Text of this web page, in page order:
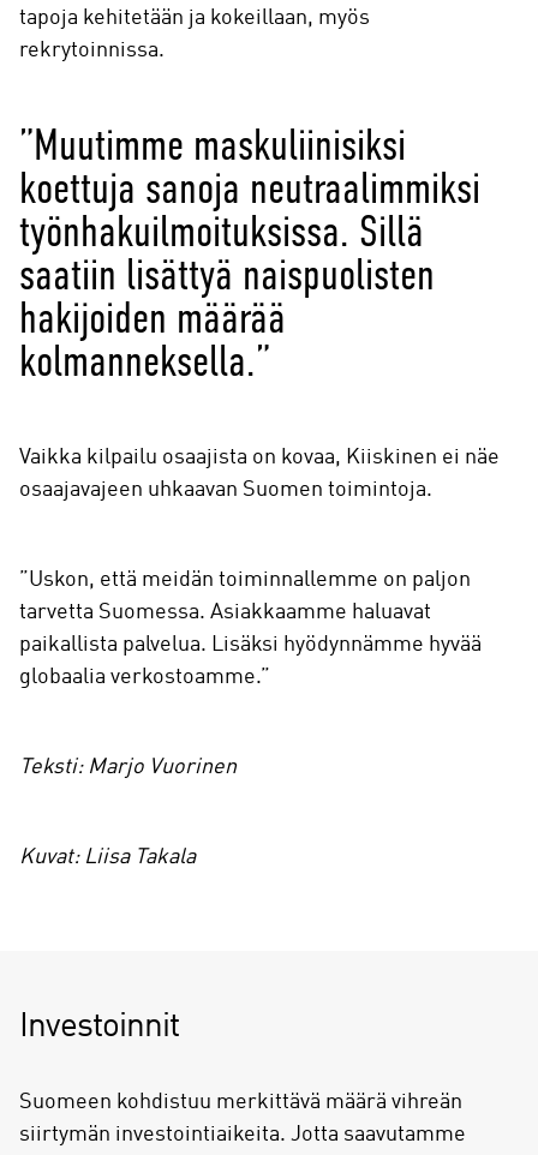
tapoja kehitetään ja kokeillaan, myös
rekrytoinnissa.
”Muutimme maskuliinisiksi
koettuja sanoja neutraalimmiksi
työnhakuilmoituksissa. Sillä
saatiin lisättyä naispuolisten
hakijoiden määrää
kolmanneksella.”
Vaikka kilpailu osaajista on kovaa, Kiiskinen ei näe
osaajavajeen uhkaavan Suomen toimintoja.
”Uskon, että meidän toiminnallemme on paljon
tarvetta Suomessa. Asiakkaamme haluavat
paikallista palvelua. Lisäksi hyödynnämme hyvää
globaalia verkostoamme.”
Teksti: Marjo Vuorinen
Kuvat: Liisa Takala
Investoinnit
Suomeen kohdistuu merkittävä määrä vihreän
siirtymän investointiaikeita. Jotta saavutamme